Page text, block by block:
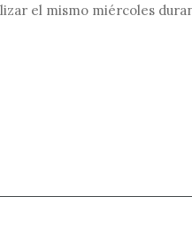
el mismo miércoles